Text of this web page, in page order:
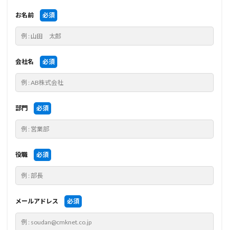
お名前 必須
会社名 必須
部門 必須
役職 必須
メールアドレス 必須